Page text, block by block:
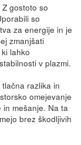
Z gostoto so
so
za energije in je
zmanjšati
lahko
v plazmi.
razlika in
omejevanje
mešanje. Na ta
brez škodljivih